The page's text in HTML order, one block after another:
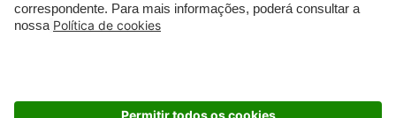
Dermocosmética
Creme Rosto Homem
Embalagens Sustentáveis